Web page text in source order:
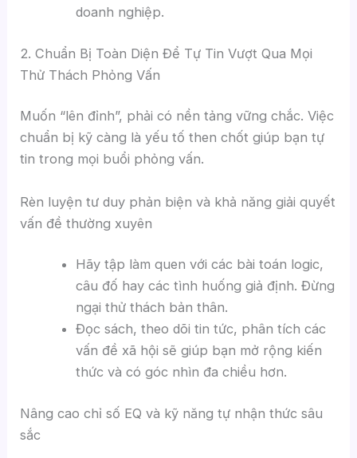
doanh nghiệp.
2. Chuẩn Bị Toàn Diện Để Tự Tin Vượt Qua Mọi
Thử Thách Phỏng Vấn
Muốn “lên đỉnh”, phải có nền tảng vững chắc. Việc
chuẩn bị kỹ càng là yếu tố then chốt giúp bạn tự
tin trong mọi buổi phỏng vấn.
Rèn luyện tư duy phản biện và khả năng giải quyết
vấn đề thường xuyên
Hãy tập làm quen với các bài toán logic,
câu đố hay các tình huống giả định. Đừng
ngại thử thách bản thân.
Đọc sách, theo dõi tin tức, phân tích các
vấn đề xã hội sẽ giúp bạn mở rộng kiến
thức và có góc nhìn đa chiều hơn.
Nâng cao chỉ số EQ và kỹ năng tự nhận thức sâu
sắc